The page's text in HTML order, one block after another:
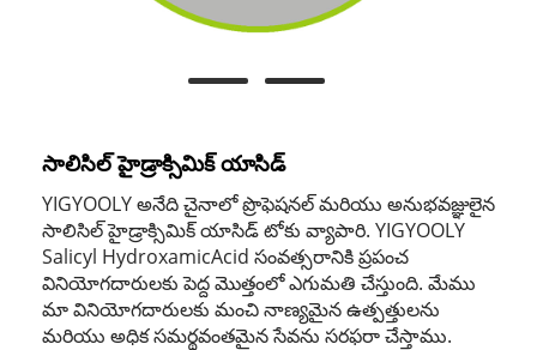
సాలిసిల్ హైడ్రాక్సిమిక్ యాసిడ్
YIGYOOLY అనేది చైనాలో ప్రొఫెషనల్ మరియు అనుభవజ్ఞులైన
సాలిసిల్ హైడ్రాక్సిమిక్ యాసిడ్ టోకు వ్యాపారి. YIGYOOLY
Salicyl HydroxamicAcid సంవత్సరానికి ప్రపంచ
వినియోగదారులకు పెద్ద మొత్తంలో ఎగుమతి చేస్తుంది. మేము
మా వినియోగదారులకు మంచి నాణ్యమైన ఉత్పత్తులను
మరియు అధిక సమర్థవంతమైన సేవను సరఫరా చేస్తాము.